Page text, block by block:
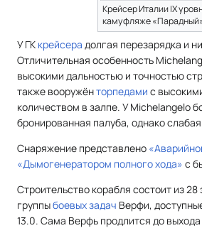
Крейсер Италии IX
камуфляже
У ГК крейсера долгая перезарядка и
Отличительная особенность
высокими дальностью и точностью
также вооружёнторпедами с
количеством в залпе. У Michelangelo
бронированная палуба, однако
Снаряжение представлено
«Дымогенератором полного хода» с
Строительство корабля состоит из
группыбоевых задач Верфи,
13.0. Сама Верфь продлится до выхода